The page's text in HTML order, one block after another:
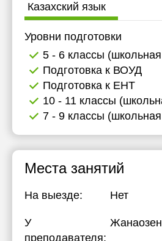
Казахский язык
Уровни подготовки
5 - 6 классы
Подготовка к ВОУД
Подготовка к ЕНТ
10 - 11 классы
7 - 9 классы
Места занятий
На выезде: Нет
У
преподавателя:
Жанаозен